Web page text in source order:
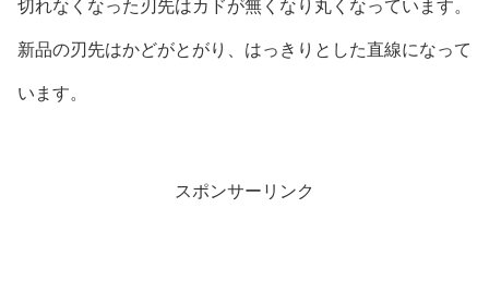
切れなくなった刃先はカドが無くなり丸くなっています。
新品の刃先はかどがとがり、はっきりとした直線になって
います。
スポンサーリンク